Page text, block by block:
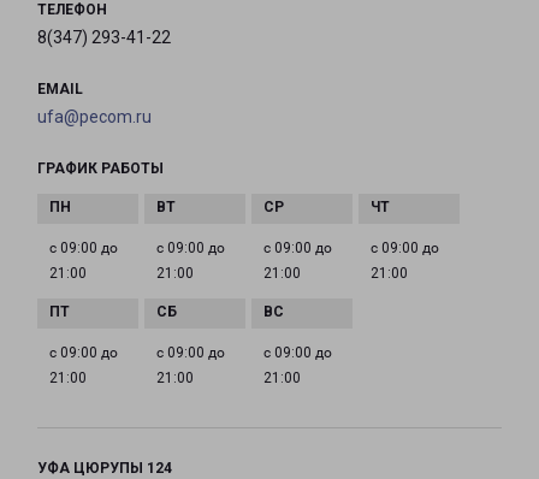
ТЕЛЕФОН
8(347) 293-41-22
EMAIL
ufa@pecom.ru
ГРАФИК РАБОТЫ
с 09:00 до
21:00
с 09:00 до
21:00
с 09:00 до
21:00
с 09:00 до
21:00
с 09:00 до
21:00
с 09:00 до
21:00
с 09:00 до
21:00
УФА ЦЮРУПЫ 124